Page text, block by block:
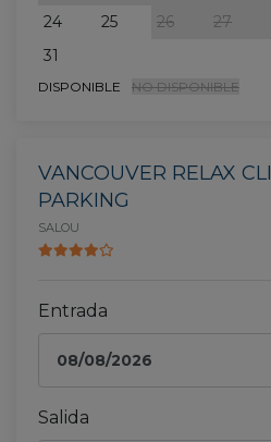
24
25 26 27
31
DISPONIBLE NO DISPONIBLE
VANCOUVER RELAX
PARKING
SALOU
Entrada
Salida